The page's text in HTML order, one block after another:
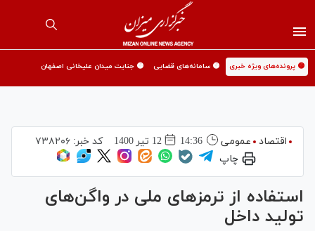
🟡 پرونده‌های ویژه خبری 🟡 سامانه‌های قضایی 🟡 جنایت میدان علیخانی اصفهان
اقتصاد عمومی 14:36 12 تير 1400 کد خبر:۷۳۸۲۰۶
چاپ
استفاده از ترمز‌های ملی در واگن‌های
تولید داخل